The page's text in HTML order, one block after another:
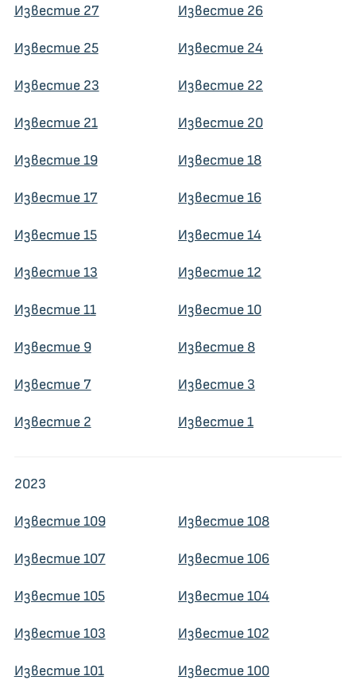
Известие 27 Известие 26
Известие 25 Известие 24
Известие 23 Известие 22
Известие 21 Известие 20
Известие 19 Известие 18
Известие 17 Известие 16
Известие 15 Известие 14
Известие 13 Известие 12
Известие 11 Известие 10
Известие 9 Известие 8
Известие 7 Известие 3
Известие 2 Известие 1
2023
Известие 109 Известие 108
Известие 107 Известие 106
Известие 105 Известие 104
Известие 103 Известие 102
Известие 101 Известие 100